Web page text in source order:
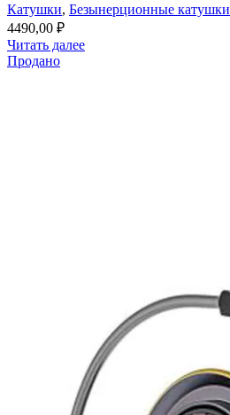
Катушки, Безынерционные катушки
4490,00 ₽
Читать далее
Продано